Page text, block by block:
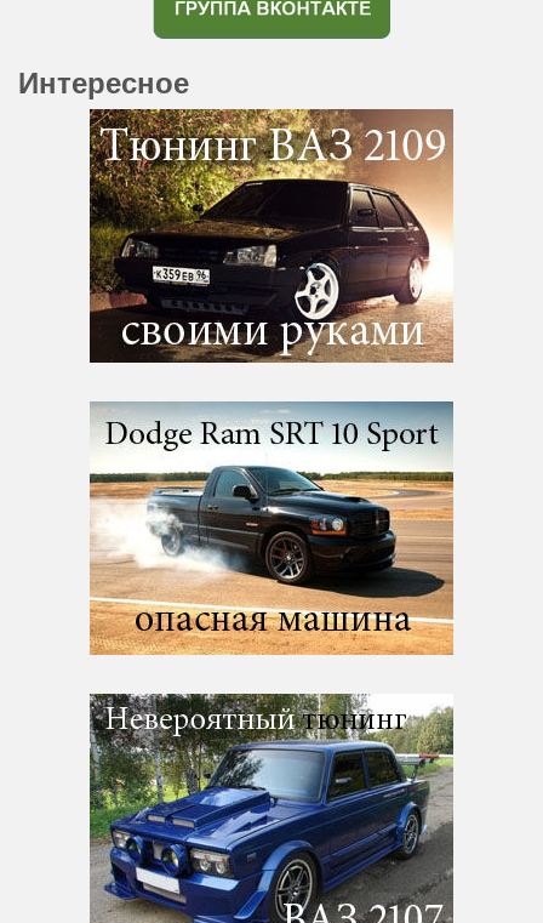
Интересное